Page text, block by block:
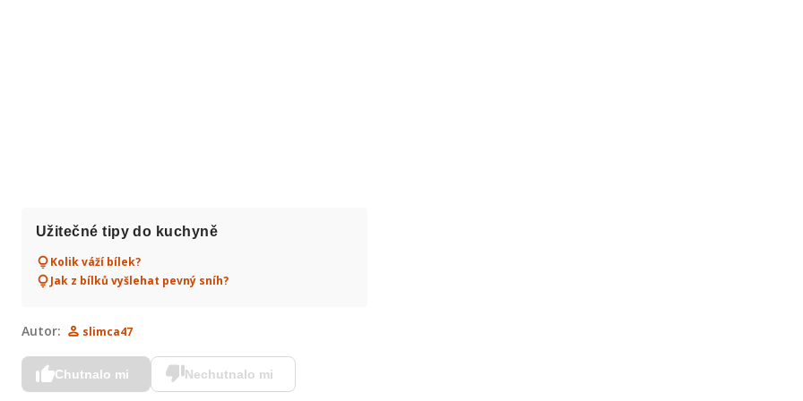
Užitečné tipy do kuchyně
Kolik váží bílek?
Jak z bílků vyšlehat pevný sníh?
Autor: slimca47
Chutnalo mi Nechutnalo mi